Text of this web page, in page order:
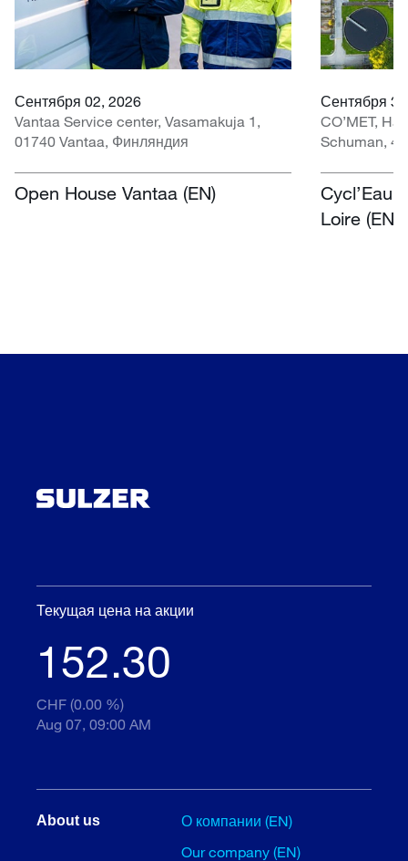
Сентября 02, 2026
Vantaa Service center, Vasamakuja 1,
01740 Vantaa, Финляндия
Open House Vantaa (EN)
Сентября
CO’MET,
Schuman,
Cycl’Eau
Loire (EN)
Текущая цена на акции
152.30
CHF (0.00 %)
Aug 07, 09:00 AM
About us
О компании (EN)
Our company (EN)